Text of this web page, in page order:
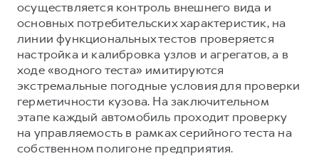
осуществляется контроль внешнего вида и
основных потребительских характеристик, на
линии функциональных тестов проверяется
настройка и калибровка узлов и агрегатов, а в
ходе «водного теста» имитируются
экстремальные погодные условия для проверки
герметичности кузова. На заключительном
этапе каждый автомобиль проходит проверку
на управляемость в рамках серийного теста на
собственном полигоне предприятия.